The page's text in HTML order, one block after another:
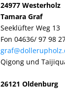
24977 Westerholz
Tamara Graf
Seeklüfter Weg 13
Fon 04636/ 97 98
Qigong und
26121 Oldenburg